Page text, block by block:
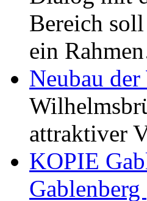
Bereich
ein
Neubau
attraktiver
KOPIE